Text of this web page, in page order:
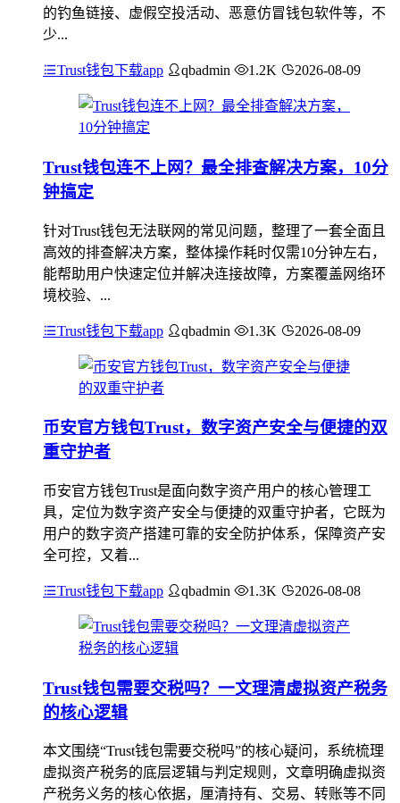
的钓鱼链接、虚假空投活动、恶意仿冒钱包软件等，不
少...
Trust钱包下载app qbadmin 1.2K 2026-08-09
Trust钱包连不上网？最全排查解决方案，10分
钟搞定
针对Trust钱包无法联网的常见问题，整理了一套全面且
高效的排查解决方案，整体操作耗时仅需10分钟左右，
能帮助用户快速定位并解决连接故障，方案覆盖网络环
境校验、...
Trust钱包下载app qbadmin 1.3K 2026-08-09
币安官方钱包Trust，数字资产安全与便捷的双
重守护者
币安官方钱包Trust是面向数字资产用户的核心管理工
具，定位为数字资产安全与便捷的双重守护者，它既为
用户的数字资产搭建可靠的安全防护体系，保障资产安
全可控，又着...
Trust钱包下载app qbadmin 1.3K 2026-08-08
Trust钱包需要交税吗？一文理清虚拟资产税务
的核心逻辑
本文围绕“Trust钱包需要交税吗”的核心疑问，系统梳理
虚拟资产税务的底层逻辑与判定规则，文章明确虚拟资
产税务义务的核心依据，厘清持有、交易、转账等不同